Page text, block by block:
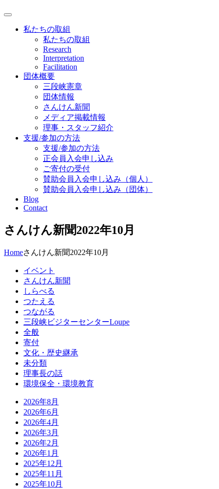
私たちの取組
私たちの取組
Research
Interpretation
Facilitation
団体概要
三段峡憲章
団体情報
さんけん新聞
メディア掲載情報
理事・スタッフ紹介
支援/参加の方法
支援/参加の方法
正会員入会申し込み
ご寄付の受付
賛助会員入会申し込み（個人）
賛助会員入会申し込み（団体）
Blog
Contact
さんけん新聞2022年10月
Homeさんけん新聞2022年10月
イベント
さんけん新聞
しらべる
つたえる
つながる
三段峡ビジターセンターLoupe
全般
寄付
文化・歴史継承
未分類
理事長の話
環境保全・環境教育
2026年8月
2026年6月
2026年4月
2026年3月
2026年2月
2026年1月
2025年12月
2025年11月
2025年10月